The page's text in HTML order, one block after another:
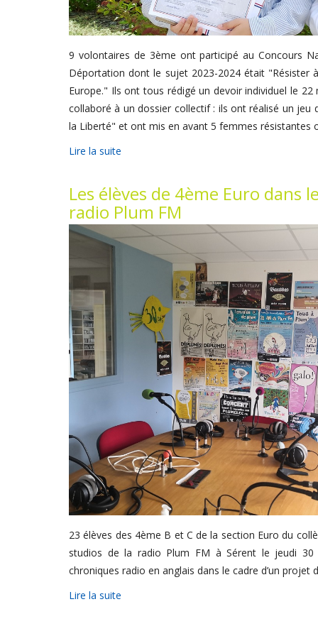
9 volontaires de 3ème ont participé au Concours
Déportation dont le sujet 2023-2024 était "Résister
Europe." Ils ont tous rédigé un devoir individuel le
collaboré à un dossier collectif : ils ont réalisé un jeu
la Liberté" et ont mis en avant 5 femmes résistantes
Lire la suite
Les élèves de 4ème Euro dans
radio Plum FM
23 élèves des 4ème B et C de la section Euro du
studios de la radio Plum FM à Sérent le jeudi
chroniques radio en anglais dans le cadre d’un projet
Lire la suite